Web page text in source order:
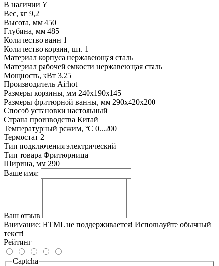
В наличии Y
Вес, кг 9,2
Высота, мм 450
Глубина, мм 485
Количество ванн 1
Количество корзин, шт. 1
Материал корпуса нержавеющая сталь
Материал рабочей емкости нержавеющая сталь
Мощность, кВт 3.25
Производитель Airhot
Размеры корзины, мм 240х190х145
Размеры фритюрной ванны, мм 290х420х200
Способ установки настольный
Страна производства Китай
Температурный режим, °С 0...200
Термостат 2
Тип подключения электрический
Тип товара Фритюрница
Ширина, мм 290
Ваше имя:
Ваш отзыв
Внимание: HTML не поддерживается! Используйте обычный
текст!
Рейтинг
Captcha